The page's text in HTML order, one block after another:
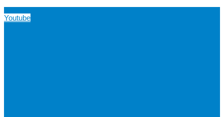
Youtube